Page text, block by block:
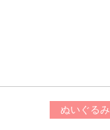
ぬいぐるみ